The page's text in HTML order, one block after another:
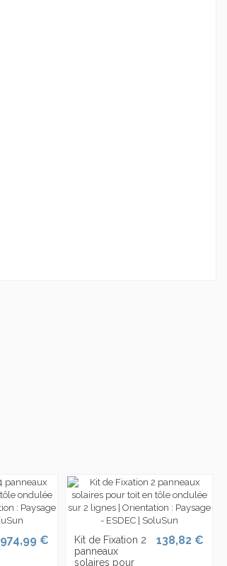
974,99 €
Kit de Fixation 2
panneaux
solaires pour
138,82 €